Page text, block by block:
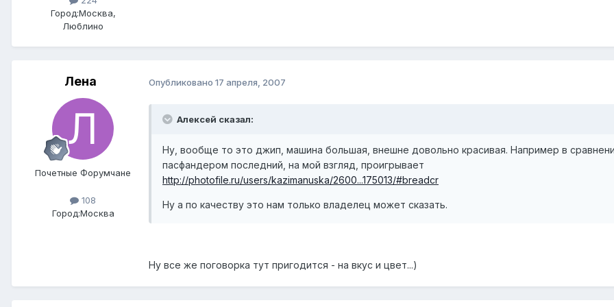
Город:Москва,
Люблино
Лена
Почетные Форумчане
108
Город:Москва
Опубликовано 17 апреля, 2007
Алексей сказал:
Ну, вообще то это джип, машина большая, внешне довольно красивая. Например в
пасфандером последний, на мой взгляд, проигрывает
http://photofile.ru/users/kazimanuska/2600...175013/#breadcr
Ну а по качеству это нам только владелец может сказать.
Ну все же поговорка тут пригодится - на вкус и цвет...)